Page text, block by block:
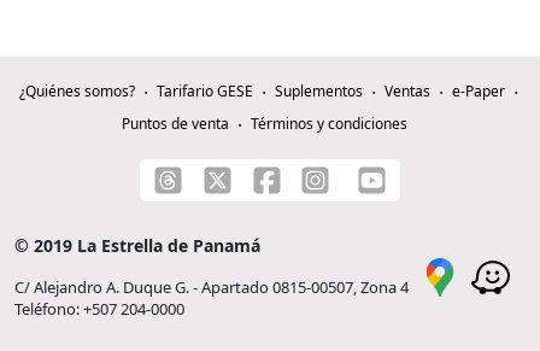
¿Quiénes somos? Tarifario GESE Suplementos Ventas
e-Paper
Puntos de venta
Términos y condiciones
© 2019 La Estrella de Panamá
C/ Alejandro A. Duque G. - Apartado 0815-00507, Zona 4
Teléfono: +507 204-0000